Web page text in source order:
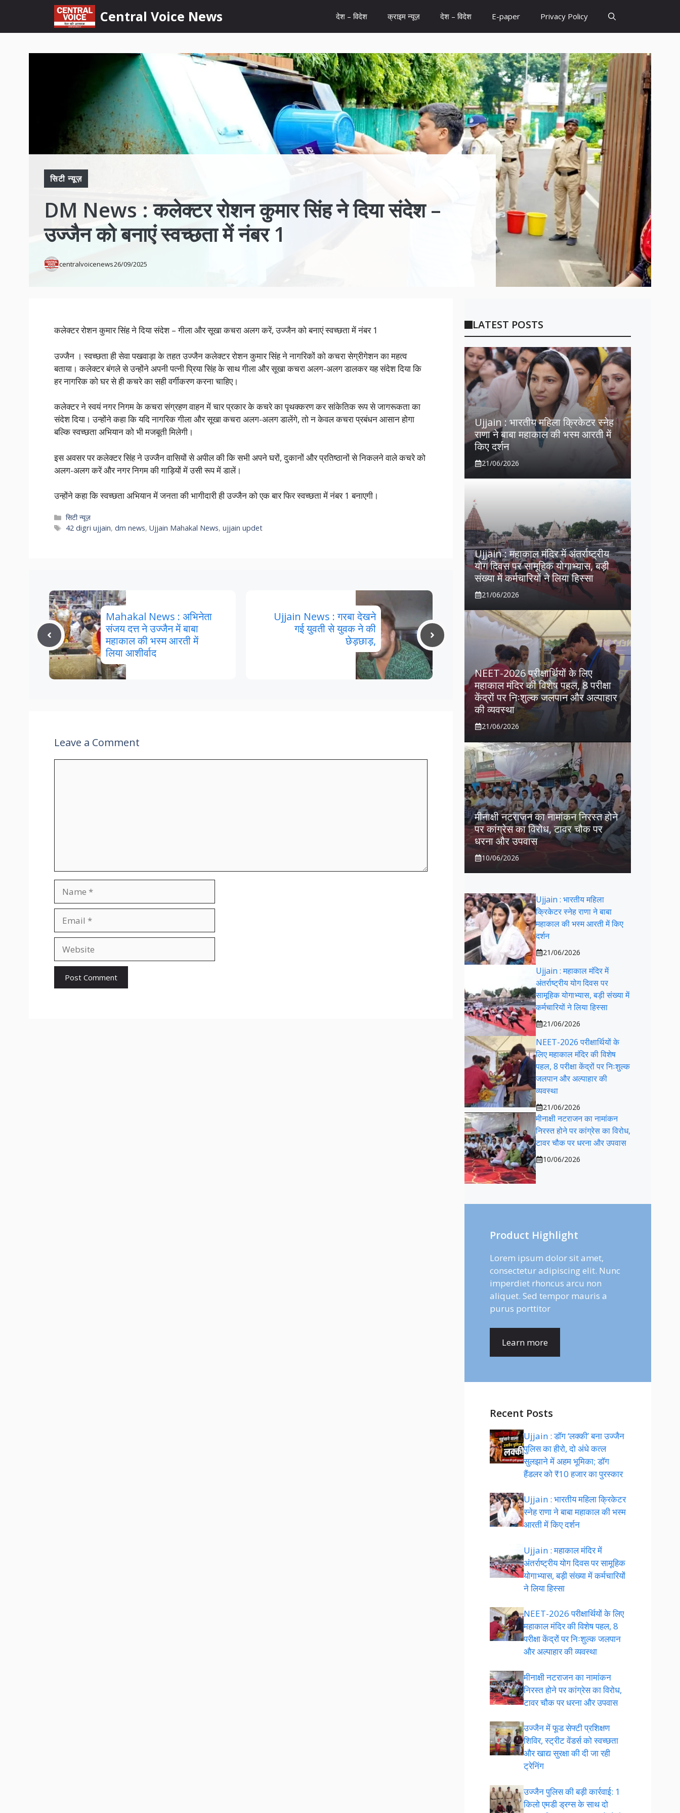
content
Central Voice News देश – विदेश क्राइम न्यूज़ देश – विदेश E-paper Privacy Policy
सिटी न्यूज़
DM News : कलेक्टर रोशन कुमार सिंह ने दिया संदेश –
उज्जैन को बनाएं स्वच्छता में नंबर 1
centralvoicenews26/09/2025
कलेक्टर रोशन कुमार सिंह ने दिया संदेश – गीला और सूखा कचरा अलग करें, उज्जैन को बनाएं स्वच्छता में नंबर 1
उज्जैन । स्वच्छता ही सेवा पखवाड़ा के तहत उज्जैन कलेक्टर रोशन कुमार सिंह ने नागरिकों को कचरा सेग्रीगेशन का महत्व
बताया। कलेक्टर बंगले से उन्होंने अपनी पत्नी प्रिया सिंह के साथ गीला और सूखा कचरा अलग-अलग डालकर यह संदेश दिया कि
हर नागरिक को घर से ही कचरे का सही वर्गीकरण करना चाहिए।
कलेक्टर ने स्वयं नगर निगम के कचरा संग्रहण वाहन में चार प्रकार के कचरे का पृथक्करण कर सांकेतिक रूप से जागरूकता का
संदेश दिया। उन्होंने कहा कि यदि नागरिक गीला और सूखा कचरा अलग-अलग डालेंगे, तो न केवल कचरा प्रबंधन आसान होगा
बल्कि स्वच्छता अभियान को भी मजबूती मिलेगी।
इस अवसर पर कलेक्टर सिंह ने उज्जैन वासियों से अपील की कि सभी अपने घरों, दुकानों और प्रतिष्ठानों से निकलने वाले कचरे को
अलग-अलग करें और नगर निगम की गाड़ियों में उसी रूप में डालें।
उन्होंने कहा कि स्वच्छता अभियान में जनता की भागीदारी ही उज्जैन को एक बार फिर स्वच्छता में नंबर 1 बनाएगी।
Categories
सिटी न्यूज़
Tags
42 digri ujjain,dm news,Ujjain Mahakal News,ujjain updet
Mahakal News : अभिनेता
संजय दत्त ने उज्जैन में बाबा
महाकाल की भस्म आरती में
लिया आशीर्वाद
Ujjain News : गरबा देखने
गई युवती से युवक ने की
छेड़छाड़,
Leave a Comment
LATEST POSTS
Ujjain : भारतीय महिला क्रिकेटर स्नेह
राणा ने बाबा महाकाल की भस्म आरती में
किए दर्शन
21/06/2026
Ujjain : महाकाल मंदिर में अंतर्राष्ट्रीय
योग दिवस पर सामूहिक योगाभ्यास, बड़ी
संख्या में कर्मचारियों ने लिया हिस्सा
21/06/2026
NEET-2026 परीक्षार्थियों के लिए
महाकाल मंदिर की विशेष पहल, 8 परीक्षा
केंद्रों पर निःशुल्क जलपान और अल्पाहार
की व्यवस्था
21/06/2026
मीनाक्षी नटराजन का नामांकन निरस्त होने
पर कांग्रेस का विरोध, टावर चौक पर
धरना और उपवास
10/06/2026
Ujjain : भारतीय महिला
क्रिकेटर स्नेह राणा ने बाबा
महाकाल की भस्म आरती में किए
दर्शन
21/06/2026
Ujjain : महाकाल मंदिर में
अंतर्राष्ट्रीय योग दिवस पर
सामूहिक योगाभ्यास, बड़ी संख्या में
कर्मचारियों ने लिया हिस्सा
21/06/2026
NEET-2026 परीक्षार्थियों के
लिए महाकाल मंदिर की विशेष
पहल, 8 परीक्षा केंद्रों पर निःशुल्क
जलपान और अल्पाहार की
व्यवस्था
21/06/2026
मीनाक्षी नटराजन का नामांकन
निरस्त होने पर कांग्रेस का विरोध,
टावर चौक पर धरना और उपवास
10/06/2026
Product Highlight
Lorem ipsum dolor sit amet,
consectetur adipiscing elit. Nunc
imperdiet rhoncus arcu non
aliquet. Sed tempor mauris a
purus porttitor
Learn more
Recent Posts
Ujjain : डॉग ‘लक्की’ बना उज्जैन
पुलिस का हीरो, दो अंधे कत्ल
सुलझाने में अहम भूमिका; डॉग
हैंडलर को ₹10 हजार का पुरस्कार
Ujjain : भारतीय महिला क्रिकेटर
स्नेह राणा ने बाबा महाकाल की भस्म
आरती में किए दर्शन
Ujjain : महाकाल मंदिर में
अंतर्राष्ट्रीय योग दिवस पर सामूहिक
योगाभ्यास, बड़ी संख्या में कर्मचारियों
ने लिया हिस्सा
NEET-2026 परीक्षार्थियों के लिए
महाकाल मंदिर की विशेष पहल, 8
परीक्षा केंद्रों पर निःशुल्क जलपान
और अल्पाहार की व्यवस्था
मीनाक्षी नटराजन का नामांकन
निरस्त होने पर कांग्रेस का विरोध,
टावर चौक पर धरना और उपवास
उज्जैन में फूड सेफ्टी प्रशिक्षण
शिविर, स्ट्रीट वेंडर्स को स्वच्छता
और खाद्य सुरक्षा की दी जा रही
ट्रेनिंग
उज्जैन पुलिस की बड़ी कार्रवाई: 1
किलो एमडी ड्रग्स के साथ दो